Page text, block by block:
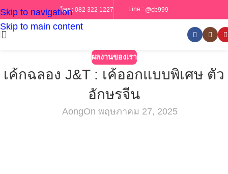
Skip to navigation
Skip to main content
โทร : 082 322 1227 Line : @cb999
ผลงานของเรา
เค้กฉลอง J&T : เค้ออกแบบพิเศษ ตัว
อักษรจีน
AongOn พฤษภาคม 27, 2025